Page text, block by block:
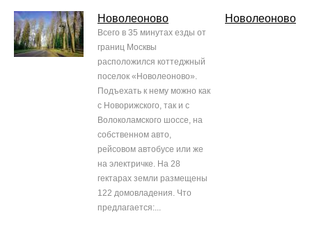
Новолеоново
Всего в 35 минутах езды от
границ Москвы
расположился коттеджный
поселок «Новолеоново».
Подъехать к нему можно как
с Новорижского, так и с
Волоколамского шоссе, на
собственном авто,
рейсовом автобусе или же
на электричке. На 28
гектарах земли размещены
122 домовладения. Что
предлагается:...
Новолеоново